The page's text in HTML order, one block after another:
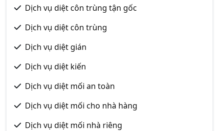
Dịch vụ diệt côn trùng tận gốc
Dịch vụ diệt côn trùng
Dịch vụ diệt gián
Dịch vụ diệt kiến
Dịch vụ diệt mối an toàn
Dịch vụ diệt mối cho nhà hàng
Dịch vụ diệt mối nhà riêng